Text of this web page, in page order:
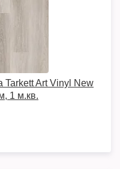
Tarkett Art Vinyl New
1 м.кв.